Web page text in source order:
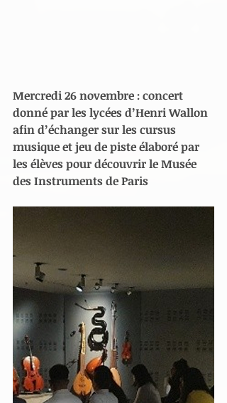
Mercredi 26 novembre : concert
donné par les lycées d’Henri Wallon
afin d’échanger sur les cursus
musique et jeu de piste élaboré par
les élèves pour découvrir le Musée
des Instruments de Paris